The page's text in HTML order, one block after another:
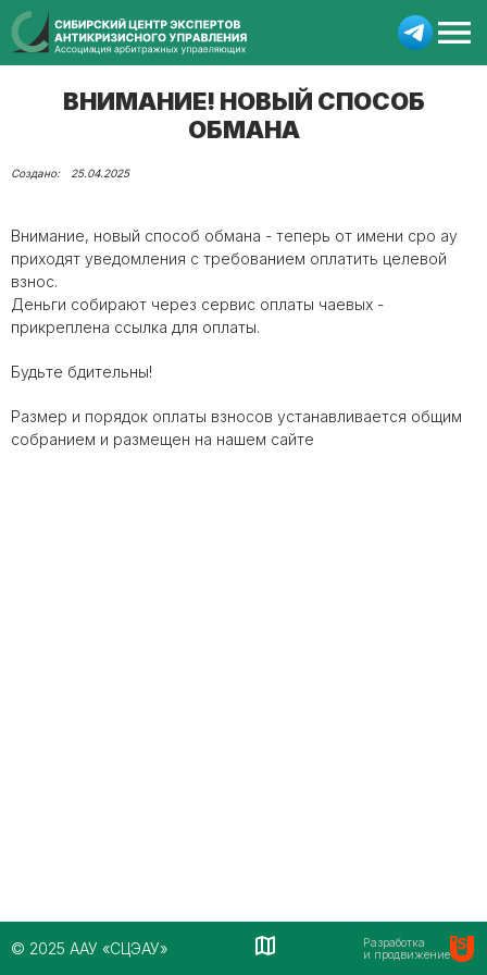
ВНИМАНИЕ! НОВЫЙ СПОСОБ
ОБМАНА
25.04.2025
Внимание, новый способ обмана - теперь от имени сро ау
приходят уведомления с требованием оплатить целевой
взнос.
Деньги собирают через сервис оплаты чаевых -
прикреплена ссылка для оплаты.
Будьте бдительны!
Размер и порядок оплаты взносов устанавливается общим
собранием и размещен на нашем сайте
© 2025 ААУ «СЦЭАУ»
Разработка
и продвижение